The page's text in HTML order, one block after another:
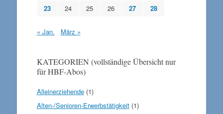
23
24 25 26 27 28
« Jan. März »
KATEGORIEN (vollständige Übersicht nur
für HBF-Abos)
Alleinerziehende(1)
Alten-/Senioren-Erwerbstätigkeit(1)